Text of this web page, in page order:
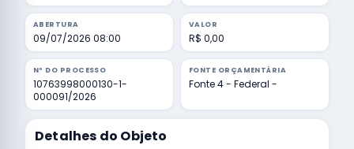
ABERTURA
09/07/2026 08:00
VALOR
R$ 0,00
Nº DO PROCESSO
10763998000130-1-
000091/2026
FONTE ORÇAMENTÁRIA
Fonte 4 - Federal -
Detalhes do Objeto